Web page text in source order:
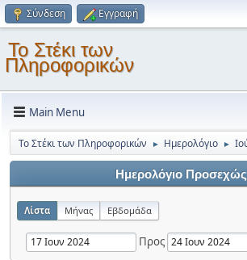
Σύνδεση Εγγραφή
Το Στέκι των
Πληροφορικών
Main Menu
Το Στέκι των Πληροφορικών ► Ημερολόγιο ►
Ημερολόγιο Προσεχώς
Λίστα Μήνας Εβδομάδα
Προς